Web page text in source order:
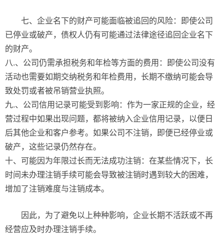
七、企业名下的财产可能面临被追回的风险：即使公司
已停业或破产，债权人仍有可能通过法律途径追回企业名下
的财产。
八.、公司仍需承担税务和年检等方面的费用：即使公司没有
活动也需要如期交纳税务和年检费用，长期不缴纳可能会导
致处罚或者被吊销营业执照。
九.、公司信用记录可能受到影响：作为一家正规的企业，经
营过程中如果出现问题，都将被纳入企业信用记录，以便日
后其他企业和客户参考。如果公司不注销，即便已经停业或
破产，这些记录仍然存在。
十、可能因为年限过长而无法成功注销：在某些情况下，长
时间未办理注销手续可能会导致被注销时遇到较大的困难，
增加了注销难度与注销成本。
因此，为了避免以上种种影响，企业长期不活跃或不再
经营应及时办理注销手续。